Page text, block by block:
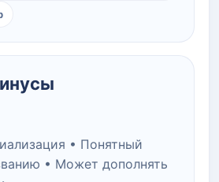
• Понятный
• Может дополнять